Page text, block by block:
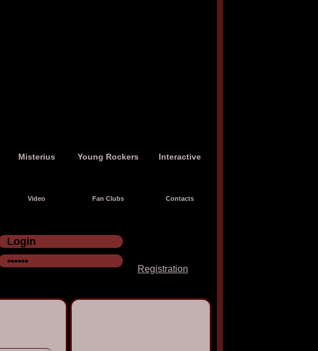
Misterius Young Rockers Interactive
Video Fan Clubs Contacts
Registration